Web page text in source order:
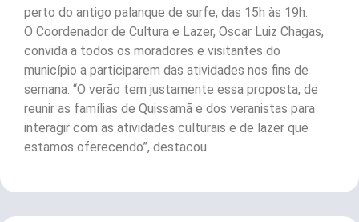
perto do antigo palanque de surfe, das 15h às 19h.
O Coordenador de Cultura e Lazer, Oscar Luiz Chagas,
convida a todos os moradores e visitantes do
município a participarem das atividades nos fins de
semana. “O verão tem justamente essa proposta, de
reunir as famílias de Quissamã e dos veranistas para
interagir com as atividades culturais e de lazer que
estamos oferecendo”, destacou.